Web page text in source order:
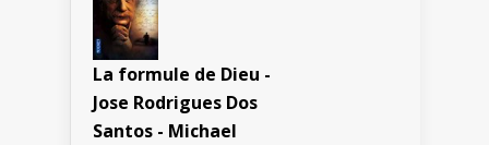
La formule de Dieu -
Jose Rodrigues Dos
Santos - Michael